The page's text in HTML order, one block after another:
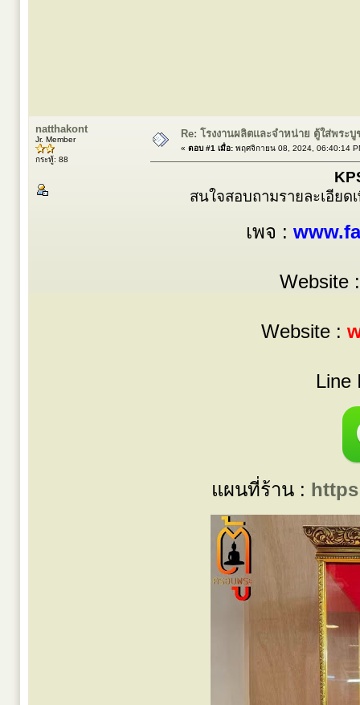
natthakont
Jr. Member
กระทู้: 88
Re: โรงงานผลิตและจำหน่าย ตู้ใส่พระ
« ตอบ #1 เมื่อ: พฤศจิกายน 08, 2024, 06:40:14
สนใจสอบถามรายละเอีย
เพจ :
Website
Website :
แผนที่ร้าน :